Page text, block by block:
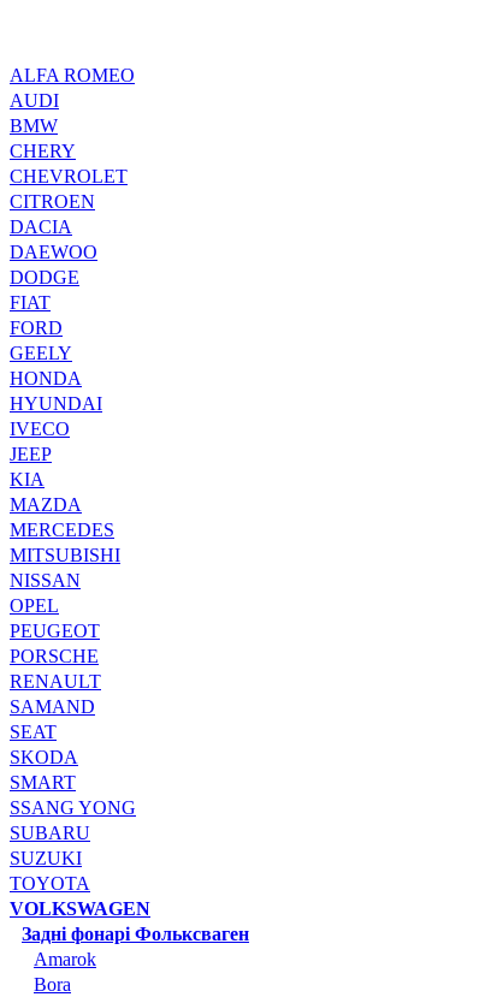
ALFA ROMEO
AUDI
BMW
CHERY
CHEVROLET
CITROEN
DACIA
DAEWOO
DODGE
FIAT
FORD
GEELY
HONDA
HYUNDAI
IVECO
JEEP
KIA
MAZDA
MERCEDES
MITSUBISHI
NISSAN
OPEL
PEUGEOT
PORSCHE
RENAULT
SAMAND
SEAT
SKODA
SMART
SSANG YONG
SUBARU
SUZUKI
TOYOTA
VOLKSWAGEN
Задні фонарі Фольксваген
Amarok
Bora